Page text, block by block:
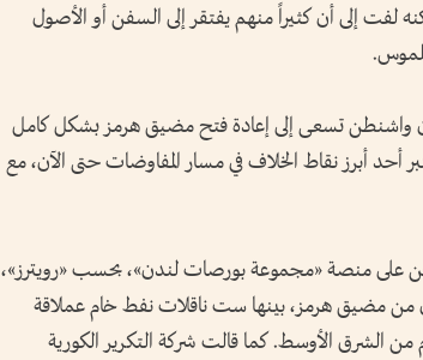
لفت إلى أن كثيراً منهم يفتقر إلى السفن أو الأصول
واشنطن تسعى إلى إعادة فتح مضيق هرمز بشكل كامل
أبرز نقاط الخلاف في مسار المفاوضات حتى الآن، مع
على منصة «مجموعة بورصات لندن»، بحسب «رويترز»،
مضيق هرمز، بينها ست ناقلات نفط خام عملاقة
الخام من الشرق الأوسط. كما قالت شركة التكرير الكورية